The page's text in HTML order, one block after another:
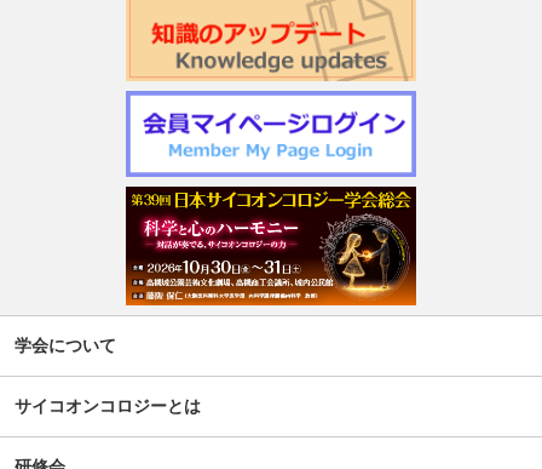
学会について
サイコオンコロジーとは